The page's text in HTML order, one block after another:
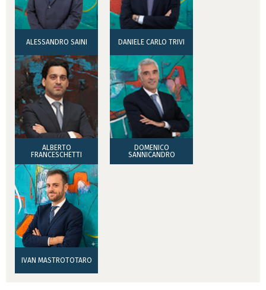
ALESSANDRO SAINI DANIELE CARLO TRIVI
ALBERTO
FRANCESCHETTI
DOMENICO
SANNICANDRO
IVAN MASTROTOTARO